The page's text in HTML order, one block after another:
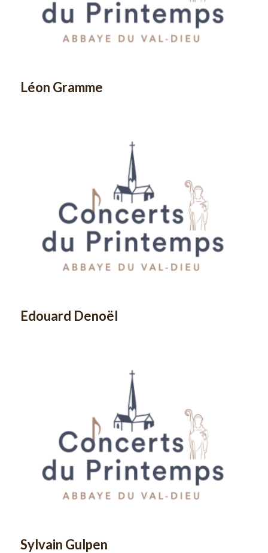
Léon Gramme
Edouard Denoël
Sylvain Gulpen